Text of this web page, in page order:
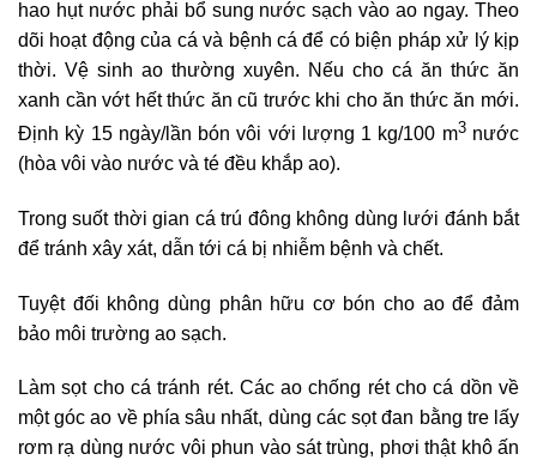
hao hụt nước phải bổ sung nước sạch vào ao ngay. Theo
dõi hoạt động của cá và bệnh cá để có biện pháp xử lý kịp
thời. Vệ sinh ao thường xuyên. Nếu cho cá ăn thức ăn
xanh cần vớt hết thức ăn cũ trước khi cho ăn thức ăn mới.
Định kỳ 15 ngày/lần bón vôi với lượng 1 kg/100 m3nước
(hòa vôi vào nước và té đều khắp ao).
Trong suốt thời gian cá trú đông không dùng lưới đánh bắt
để tránh xây xát, dẫn tới cá bị nhiễm bệnh và chết.
Tuyệt đối không dùng phân hữu cơ bón cho ao để đảm
bảo môi trường ao sạch.
Làm sọt cho cá tránh rét. Các ao chống rét cho cá dồn về
một góc ao về phía sâu nhất, dùng các sọt đan bằng tre lấy
rơm rạ dùng nước vôi phun vào sát trùng, phơi thật khô ấn